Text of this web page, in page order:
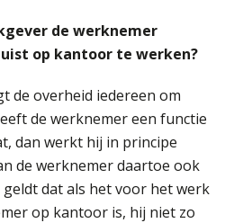
de werknemer
op kantoor te werken?
de overheid iedereen om
de werknemer een functie
dan werkt hij in principe
de werknemer daartoe ook
dat als het voor het werk
op kantoor is, hij niet zo